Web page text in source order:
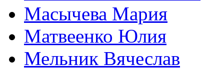
Масычева Мария
Матвеенко Юлия
Мельник Вячеслав